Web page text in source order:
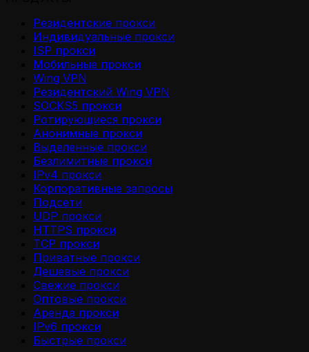
Резидентские прокси
Индивидуальные прокси
ISP прокси
Мобильные прокси
Wing VPN
Резидентский Wing VPN
SOCKS5 прокси
Ротирующиеся прокси
Анонимные прокси
Выделенные прокси
Безлимитные прокси
IPv4 прокси
Корпоративные запросы
Подсети
UDP прокси
HTTPS прокси
TCP прокси
Приватные прокси
Дешевые прокси
Свежие прокси
Оптовые прокси
Аренда прокси
IPv6 прокси
Быстрые прокси